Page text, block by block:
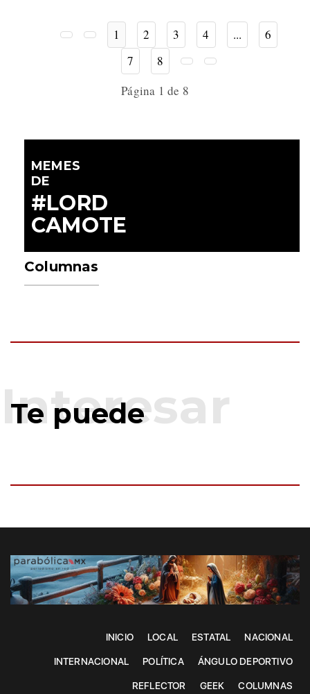
1 2 3 4 ...
6
7
8
Página 1 de 8
MEMES
DE
#LORD
CAMOTE
Columnas
Te puede
INICIO LOCAL ESTATAL NACIONAL
INTERNACIONAL POLÍTICA ÁNGULO DEPORTIVO
REFLECTOR GEEK COLUMNAS